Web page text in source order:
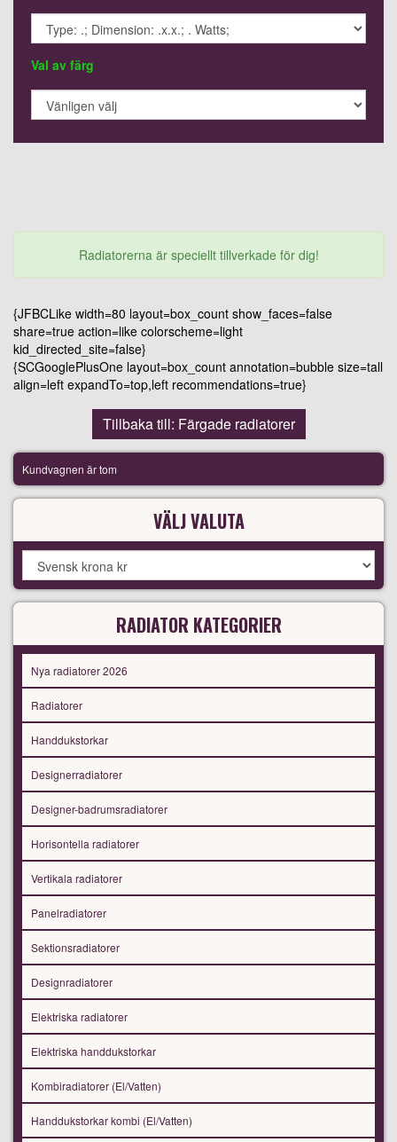
Val av färg
Radiatorerna är speciellt tillverkade för dig!
{JFBCLike width=80 layout=box_count show_faces=false
share=true action=like colorscheme=light
kid_directed_site=false}
{SCGooglePlusOne layout=box_count annotation=bubble size=tall
align=left expandTo=top,left recommendations=true}
Tillbaka till: Färgade radiatorer
Kundvagnen är tom
VÄLJ VALUTA
RADIATOR KATEGORIER
Nya radiatorer 2026
Radiatorer
Handdukstorkar
Designerradiatorer
Designer-badrumsradiatorer
Horisontella radiatorer
Vertikala radiatorer
Panelradiatorer
Sektionsradiatorer
Designradiatorer
Elektriska radiatorer
Elektriska handdukstorkar
Kombiradiatorer (El/Vatten)
Handdukstorkar kombi (El/Vatten)